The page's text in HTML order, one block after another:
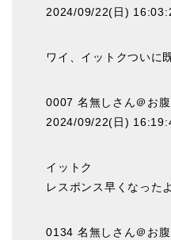
2024/09/22(日)
ワイ、イットクついに
0007 名無しさん＠お腹
2024/09/22(日)
イットク
レスポンス早くなったよ
0134 名無しさん＠お腹